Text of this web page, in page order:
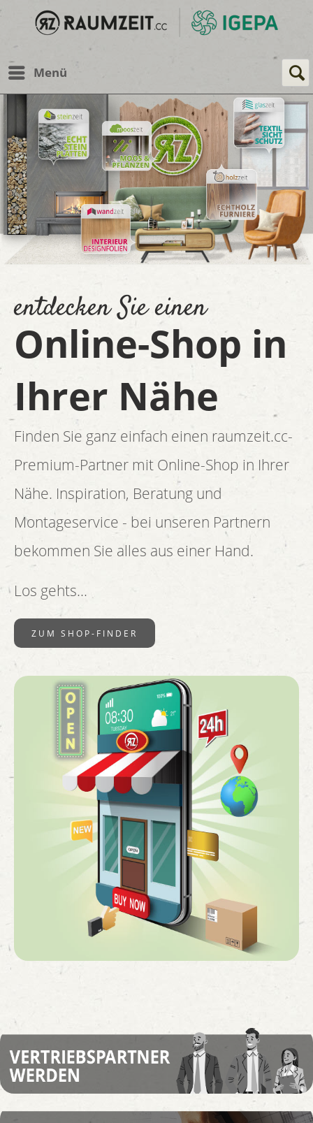
Menü
entdecken Sie einen
Online-Shop in
Ihrer Nähe
Finden Sie ganz einfach einen raumzeit.cc-
Premium-Partner mit Online-Shop in Ihrer
Nähe. Inspiration, Beratung und
Montageservice - bei unseren Partnern
bekommen Sie alles aus einer Hand.
Los gehts...
ZUM SHOP-FINDER